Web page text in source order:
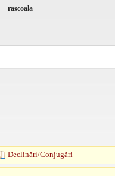
rascoala
Declinări/Conjugări